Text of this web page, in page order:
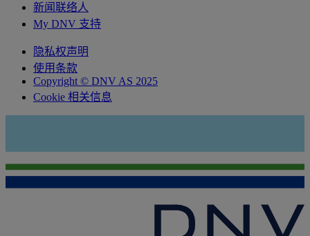
新闻联络人
My DNV 支持
隐私权声明
使用条款
Copyright © DNV AS 2025
Cookie 相关信息